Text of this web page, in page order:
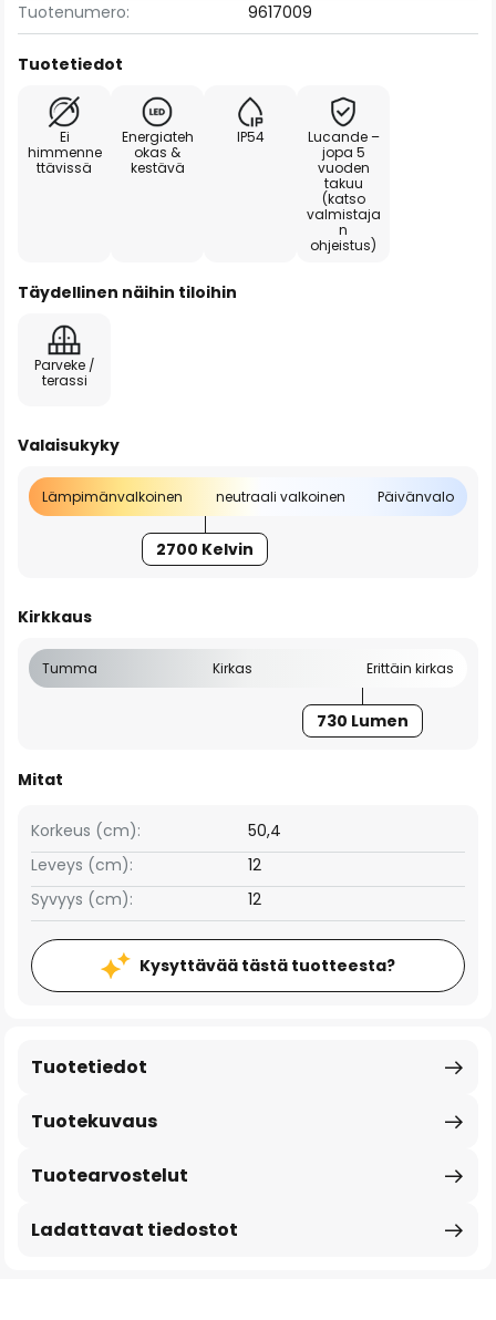
Tuotenumero:
9617009
Tuotetiedot
Ei
himmenne
ttävissä
Energiateh
okas &
kestävä
IP54
Lucande –
jopa 5
vuoden
takuu
(katso
valmistaja
n
ohjeistus)
Täydellinen näihin tiloihin
Parveke /
terassi
Valaisukyky
Lämpimänvalkoinen neutraali valkoinen Päivänvalo
2700 Kelvin
Kirkkaus
Tumma Kirkas Erittäin kirkas
730 Lumen
Mitat
Leveys (cm): 12
Korkeus (cm): 50,4
Syvyys (cm): 12
Kysyttävää tästä tuotteesta?
Tuotekuvaus
Tuotetiedot
Tuotearvostelut
Ladattavat tiedostot